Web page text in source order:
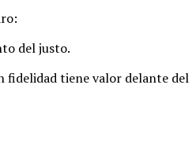
del justo.
fidelidad tiene valor delante del